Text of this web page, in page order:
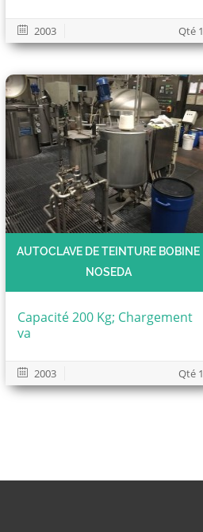
2003 Qté 1
AUTOCLAVE DE TEINTURE BOBINE
NOSEDA
Capacité 200 Kg; Chargement
va
2003 Qté 1